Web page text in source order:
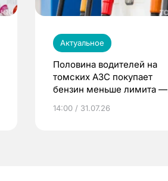
Актуальное
Половина водителей на
томских АЗС покупает
бензин меньше лимита —
14:00 / 31.07.26